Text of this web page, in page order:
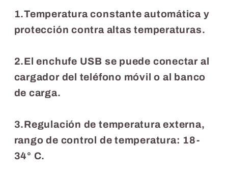
1.Temperatura constante automática y
protección contra altas temperaturas.
2.El enchufe USB se puede conectar al
cargador del teléfono móvil o al banco
de carga.
3.Regulación de temperatura externa,
rango de control de temperatura: 18-
34° C.